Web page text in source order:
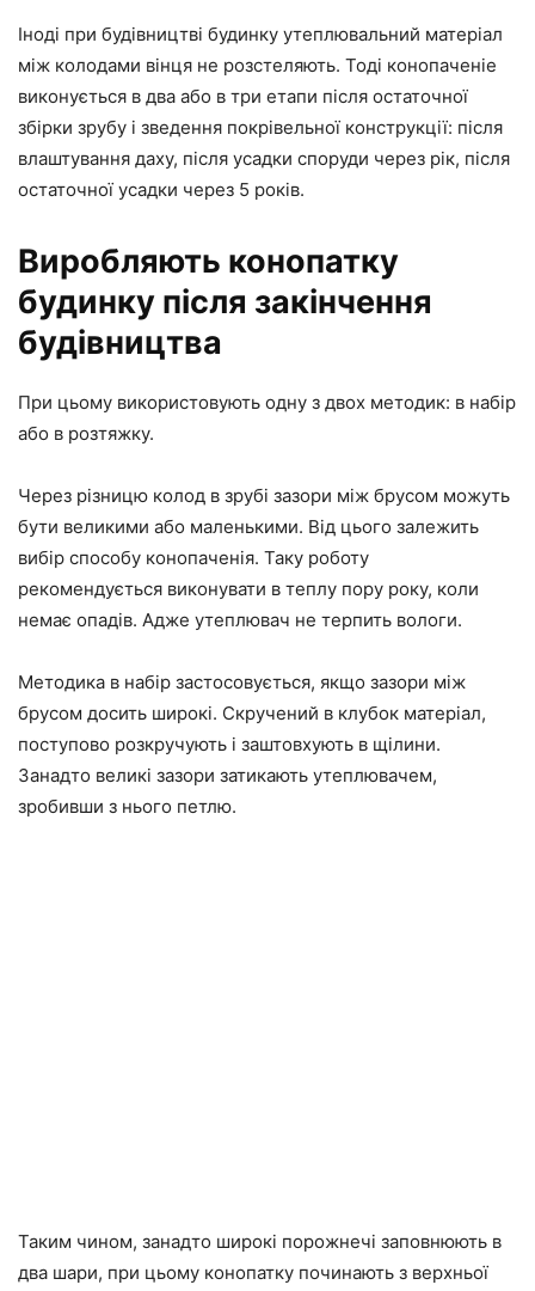
Іноді при будівництві будинку утеплювальний матеріал
між колодами вінця не розстеляють. Тоді конопаченіе
виконується в два або в три етапи після остаточної
збірки зрубу і зведення покрівельної конструкції: після
влаштування даху, після усадки споруди через рік, після
остаточної усадки через 5 років.
Виробляють конопатку
будинку після закінчення
будівництва
При цьому використовують одну з двох методик: в набір
або в розтяжку.
Через різницю колод в зрубі зазори між брусом можуть
бути великими або маленькими. Від цього залежить
вибір способу конопаченія. Таку роботу
рекомендується виконувати в теплу пору року, коли
немає опадів. Адже утеплювач не терпить вологи.
Методика в набір застосовується, якщо зазори між
брусом досить широкі. Скручений в клубок матеріал,
поступово розкручують і заштовхують в щілини.
Занадто великі зазори затикають утеплювачем,
зробивши з нього петлю.
Таким чином, занадто широкі порожнечі заповнюють в
два шари, при цьому конопатку починають з верхньої